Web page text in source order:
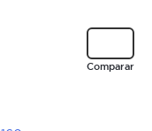
Comparar